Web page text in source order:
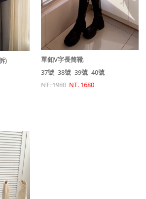
)
單釦V字長筒靴
37號 38號 39號 40號
NT. 1980 NT. 1680